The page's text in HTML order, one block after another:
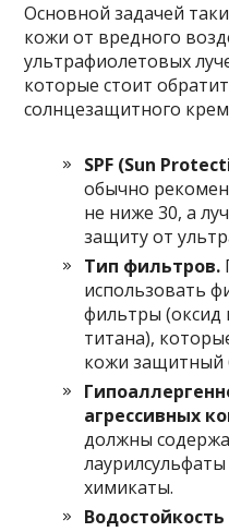
Основной задачей
кожи от вредного
ультрафиолетовых
которые стоит
солнцезащитного
SPF (Sun
обычно
не ниже 30, а
защиту от
Тип фильтров.
использовать
фильтры (оксид
титана),
кожи защитный
агрессивных
должны
химикаты.